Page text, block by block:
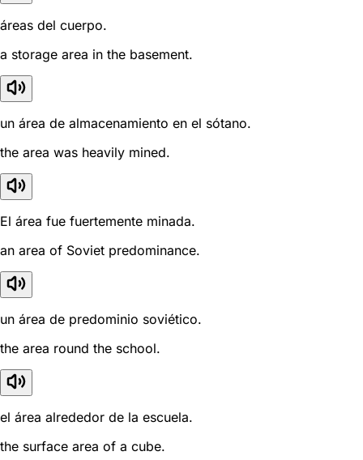
áreas del cuerpo.
a storage area in the basement.
un área de almacenamiento en el sótano.
the area was heavily mined.
El área fue fuertemente minada.
an area of Soviet predominance.
un área de predominio soviético.
the area round the school.
el área alrededor de la escuela.
the surface area of a cube.